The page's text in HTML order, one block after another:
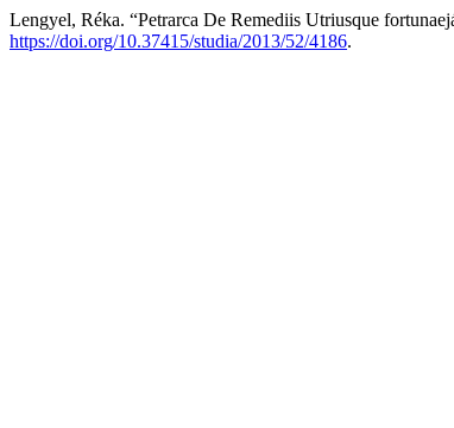
Lengyel, Réka. “Petrarca De Remediis Utriusque
https://doi.org/10.37415/studia/2013/52/4186.